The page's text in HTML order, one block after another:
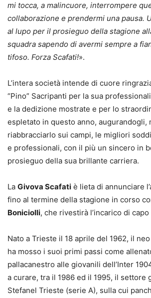
mi tocca, a malincuore, interrompere
collaborazione e prendermi una pausa.
al lupo per il prosieguo della stagione
squadra sapendo di avermi sempre a
tifoso. Forza Scafati!».
L’intera società intende di cuore
“Pino” Sacripanti per la sua
e la dedizione mostrate e per lo
espletato in questo anno, augurandogli,
riabbracciarlo sui campi, le migliori
e professionali, con il più un sincero in
prosieguo della sua brillante carriera.
La Givova Scafati è lieta di annunciare
fino al termine della stagione in corso
Boniciolli, che rivestirà l’incarico di
Nato a Trieste il 18 aprile del 1962, il
ha mosso i suoi primi passi come
pallacanestro alle giovanili dell’Inter
a curare, tra il 1986 ed il 1995, il settore
Stefanel Trieste (serie A), sulla cui